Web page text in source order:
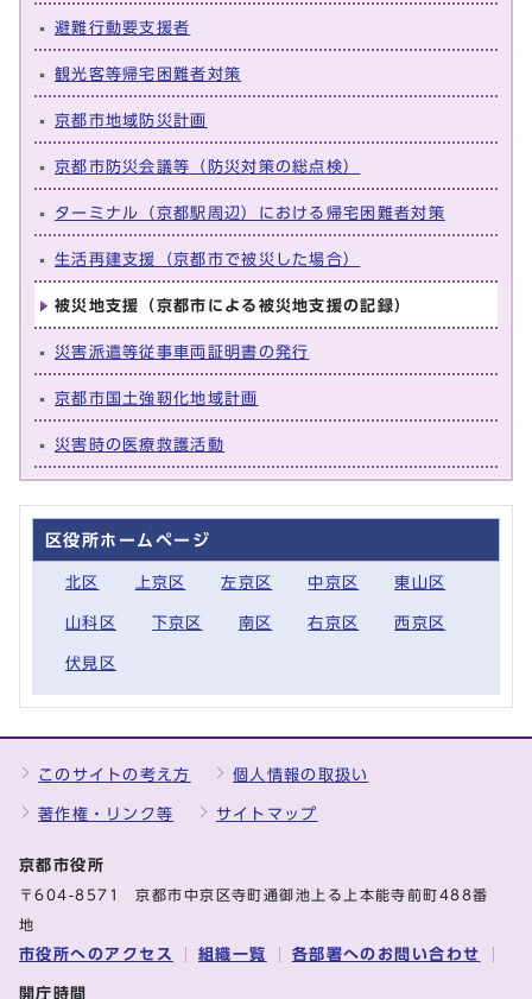
避難行動要支援者
観光客等帰宅困難者対策
京都市地域防災計画
京都市防災会議等（防災対策の総点検）
ターミナル（京都駅周辺）における帰宅困難者対策
生活再建支援（京都市で被災した場合）
被災地支援（京都市による被災地支援の記録）
災害派遣等従事車両証明書の発行
京都市国土強靭化地域計画
災害時の医療救護活動
区役所ホームページ
北区 上京区 左京区 中京区 東山区
山科区 下京区 南区 右京区 西京区
伏見区
このサイトの考え方 個人情報の取扱い
著作権・リンク等 サイトマップ
京都市役所
〒604-8571 京都市中京区寺町通御池上る上本能寺前町488番
地
市役所へのアクセス 組織一覧 各部署へのお問い合わせ
開庁時間